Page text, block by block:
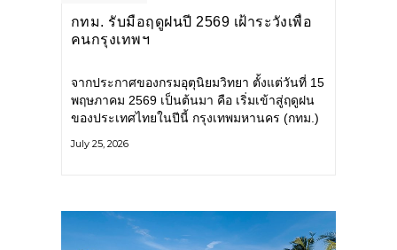
กทม. รับมือฤดูฝนปี 2569 เฝ้าระวังเพื่อ
คนกรุงเทพฯ
จากประกาศของกรมอุตุนิยมวิทยา ตั้งแต่วันที่ 15
พฤษภาคม 2569 เป็นต้นมา คือ เริ่มเข้าสู่ฤดูฝน
ของประเทศไทยในปีนี้ กรุงเทพมหานคร (กทม.)
โครงสร้างพื้นฐาน
July 25, 2026